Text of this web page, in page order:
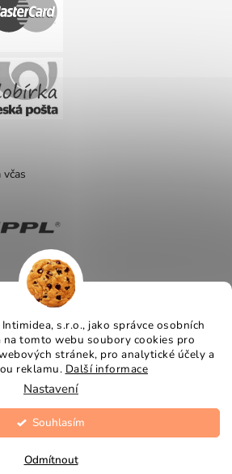
s.r.o., jako správce osobních
na tomto webu soubory cookies pro
stránek, pro analytické účely a
reklamu. Další informace
Nastavení
Odmítnout
Souhlasím
Vytvořil Shoptet
Intimidea . Všechna práva vyhrazena.
nastavení cookies